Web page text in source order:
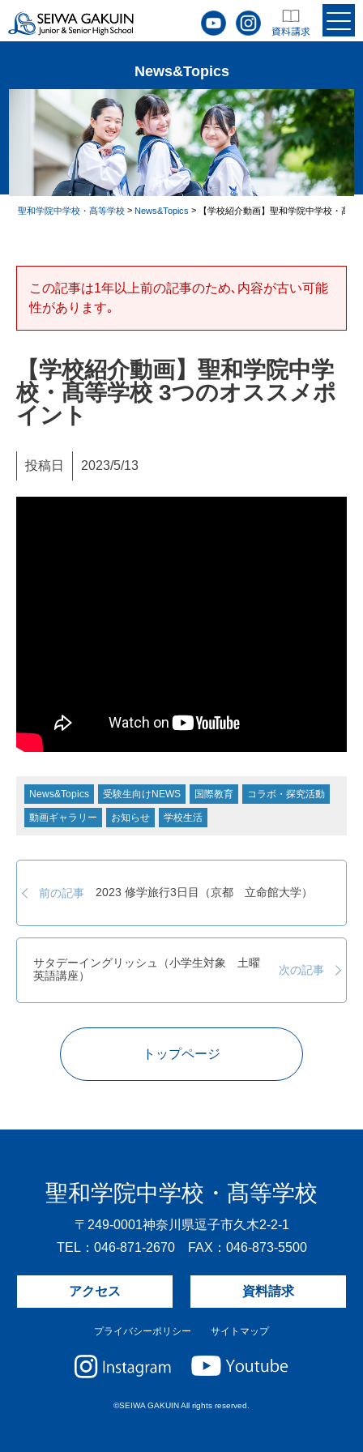
News&Topics
聖和学院中学校・髙等学校 >News&Topics > 【学校紹介動画】聖和学院中学校・髙
この記事は1年以上前の記事のため､内容が古い可能
性があります｡
【学校紹介動画】聖和学院中学
校・髙等学校 3つのオススメポ
イント
投稿日 2023/5/13
News&Topics 受験生向けNEWS 国際教育 コラボ・探究活動
動画ギャラリー お知らせ 学校生活
前の記事 2023 修学旅行3日目（京都 立命館大学）
サタデーイングリッシュ（小学生対象 土曜
英語講座）
次の記事
トップページ
聖和学院中学校・髙等学校
〒249-0001神奈川県逗子市久木2-2-1
TEL：046-871-2670 FAX：046-873-5500
アクセス 資料請求
プライバシーポリシー サイトマップ
©SEIWA GAKUIN All rights reserved.